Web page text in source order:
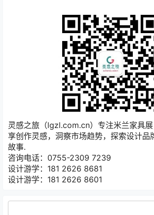
灵感之旅（lgzl.com.cn）专注米兰家具
享创作灵感，洞察市场趋势，探索设计品
故事.
咨询电话：0755-2309 7239
设计游学：181 2626 8681
设计游学：181 2626 8601